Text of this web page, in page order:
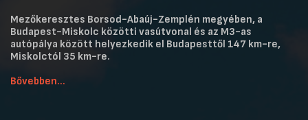
Mezőkeresztes Borsod-Abaúj-Zemplén megyében, a
Budapest-Miskolc közötti vasútvonal és az M3-as
autópálya között helyezkedik el Budapesttől 147 km-re,
Miskolctól 35 km-re.
Bővebben...